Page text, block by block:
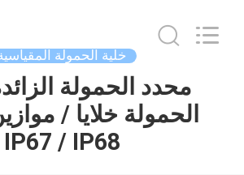
Instruments
خلية الحمولة
محدد الحمولة
الحمولة خلايا /
IP67 / IP68